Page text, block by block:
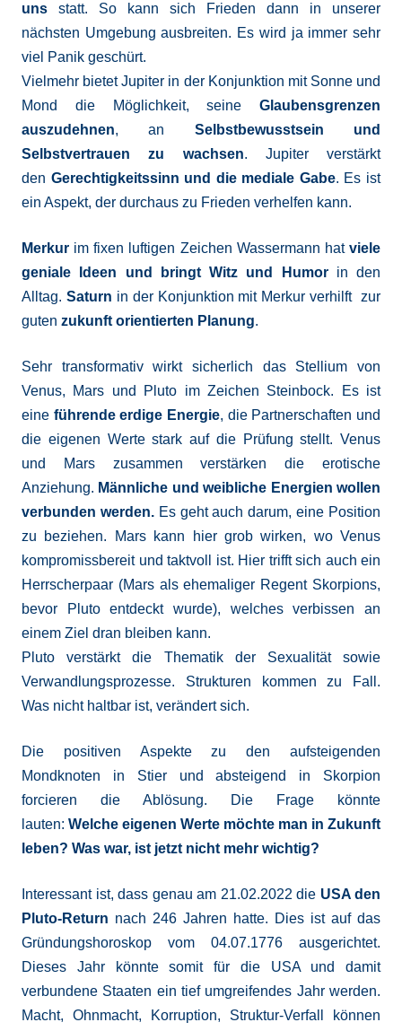
uns statt. So kann sich Frieden dann in unserer
nächsten Umgebung ausbreiten. Es wird ja immer sehr
viel Panik geschürt.
Vielmehr bietet Jupiter in der Konjunktion mit Sonne und
Mond die Möglichkeit, seine Glaubensgrenzen
auszudehnen, an Selbstbewusstsein und
Selbstvertrauen zu wachsen. Jupiter verstärkt
den Gerechtigkeitssinn und die mediale Gabe. Es ist
ein Aspekt, der durchaus zu Frieden verhelfen kann.
Merkur im fixen luftigen Zeichen Wassermann hat viele
geniale Ideen und bringt Witz und Humorin den
Alltag. Saturn in der Konjunktion mit Merkur verhilft zur
guten zukunft orientierten Planung.
Sehr transformativ wirkt sicherlich das Stellium von
Venus, Mars und Pluto im Zeichen Steinbock. Es ist
eine führende erdige Energie, die Partnerschaften und
die eigenen Werte stark auf die Prüfung stellt. Venus
und Mars zusammen verstärken die erotische
Anziehung. Männliche und weibliche Energien wollen
verbunden werden.Es geht auch darum, eine Position
zu beziehen. Mars kann hier grob wirken, wo Venus
kompromissbereit und taktvoll ist. Hier trifft sich auch ein
Herrscherpaar (Mars als ehemaliger Regent Skorpions,
bevor Pluto entdeckt wurde), welches verbissen an
einem Ziel dran bleiben kann.
Pluto verstärkt die Thematik der Sexualität sowie
Verwandlungsprozesse. Strukturen kommen zu Fall.
Was nicht haltbar ist, verändert sich.
Die positiven Aspekte zu den aufsteigenden
Mondknoten in Stier und absteigend in Skorpion
forcieren die Ablösung. Die Frage könnte
lauten: Welche eigenen Werte möchte man in Zukunft
leben? Was war, ist jetzt nicht mehr wichtig?
Interessant ist, dass genau am 21.02.2022 die USA den
Pluto-Return nach 246 Jahren hatte. Dies ist auf das
Gründungshoroskop vom 04.07.1776 ausgerichtet.
Dieses Jahr könnte somit für die USA und damit
verbundene Staaten ein tief umgreifendes Jahr werden.
Macht, Ohnmacht, Korruption, Struktur-Verfall können